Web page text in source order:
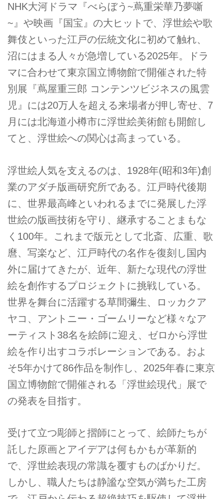
NHK大河ドラマ『べらぼう~蔦重栄華乃夢噺
~』や映画『国宝』の大ヒットで、浮世絵や歌
舞伎といった江戸の伝統文化に初めて触れ、
沼にはまる人々が急増している2025年。ドラ
マに合わせて東京国立博物館で開催された特
別展『蔦屋重三郎 コンテンツビジネスの風雲
児』には20万人を超える来場者が押し寄せ、7
月には北海道小樽市に浮世絵美術館も開館し
てと、浮世絵への関心は高まっている。
浮世絵人気を支えるのは、1928年(昭和3年)創
業のアダチ版画研究所である。江戸時代後期
に、世界最高峰といわれるまでに発展した浮
世絵の版画技術を守り、継承することまもな
く100年。これまで版元として北斎、広重、歌
麿、写楽など、江戸時代の名作を復刻し国内
外に届けてきたが、近年、新たな現代の浮世
絵を創作するプロジェクトに挑戦している。
世界を舞台に活躍する草間彌生、ロッカクア
ヤコ、アントニー・ゴームリーなど様々なア
ーティスト38名を絵師に迎え、ゼロから浮世
絵を作り出すコラボレーションである。およ
そ5年かけて86作品を制作し、2025年春に東京
国立博物館で開催される「浮世絵現代」展で
の発表を目指す。
受けて立つ彫師と摺師にとって、絵師たちが
託した原画とアイデアは何もかもが革新的
で、浮世絵表現の常識を覆すものばかりだ。
しかし、職人たちは静謐な空気が満ちた工房